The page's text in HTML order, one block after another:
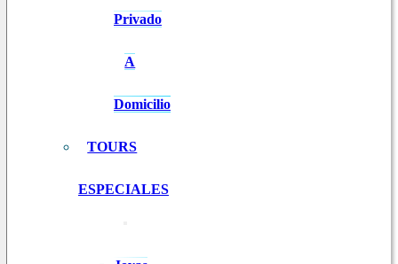
Privado
A
Domicilio
TOURS
ESPECIALES